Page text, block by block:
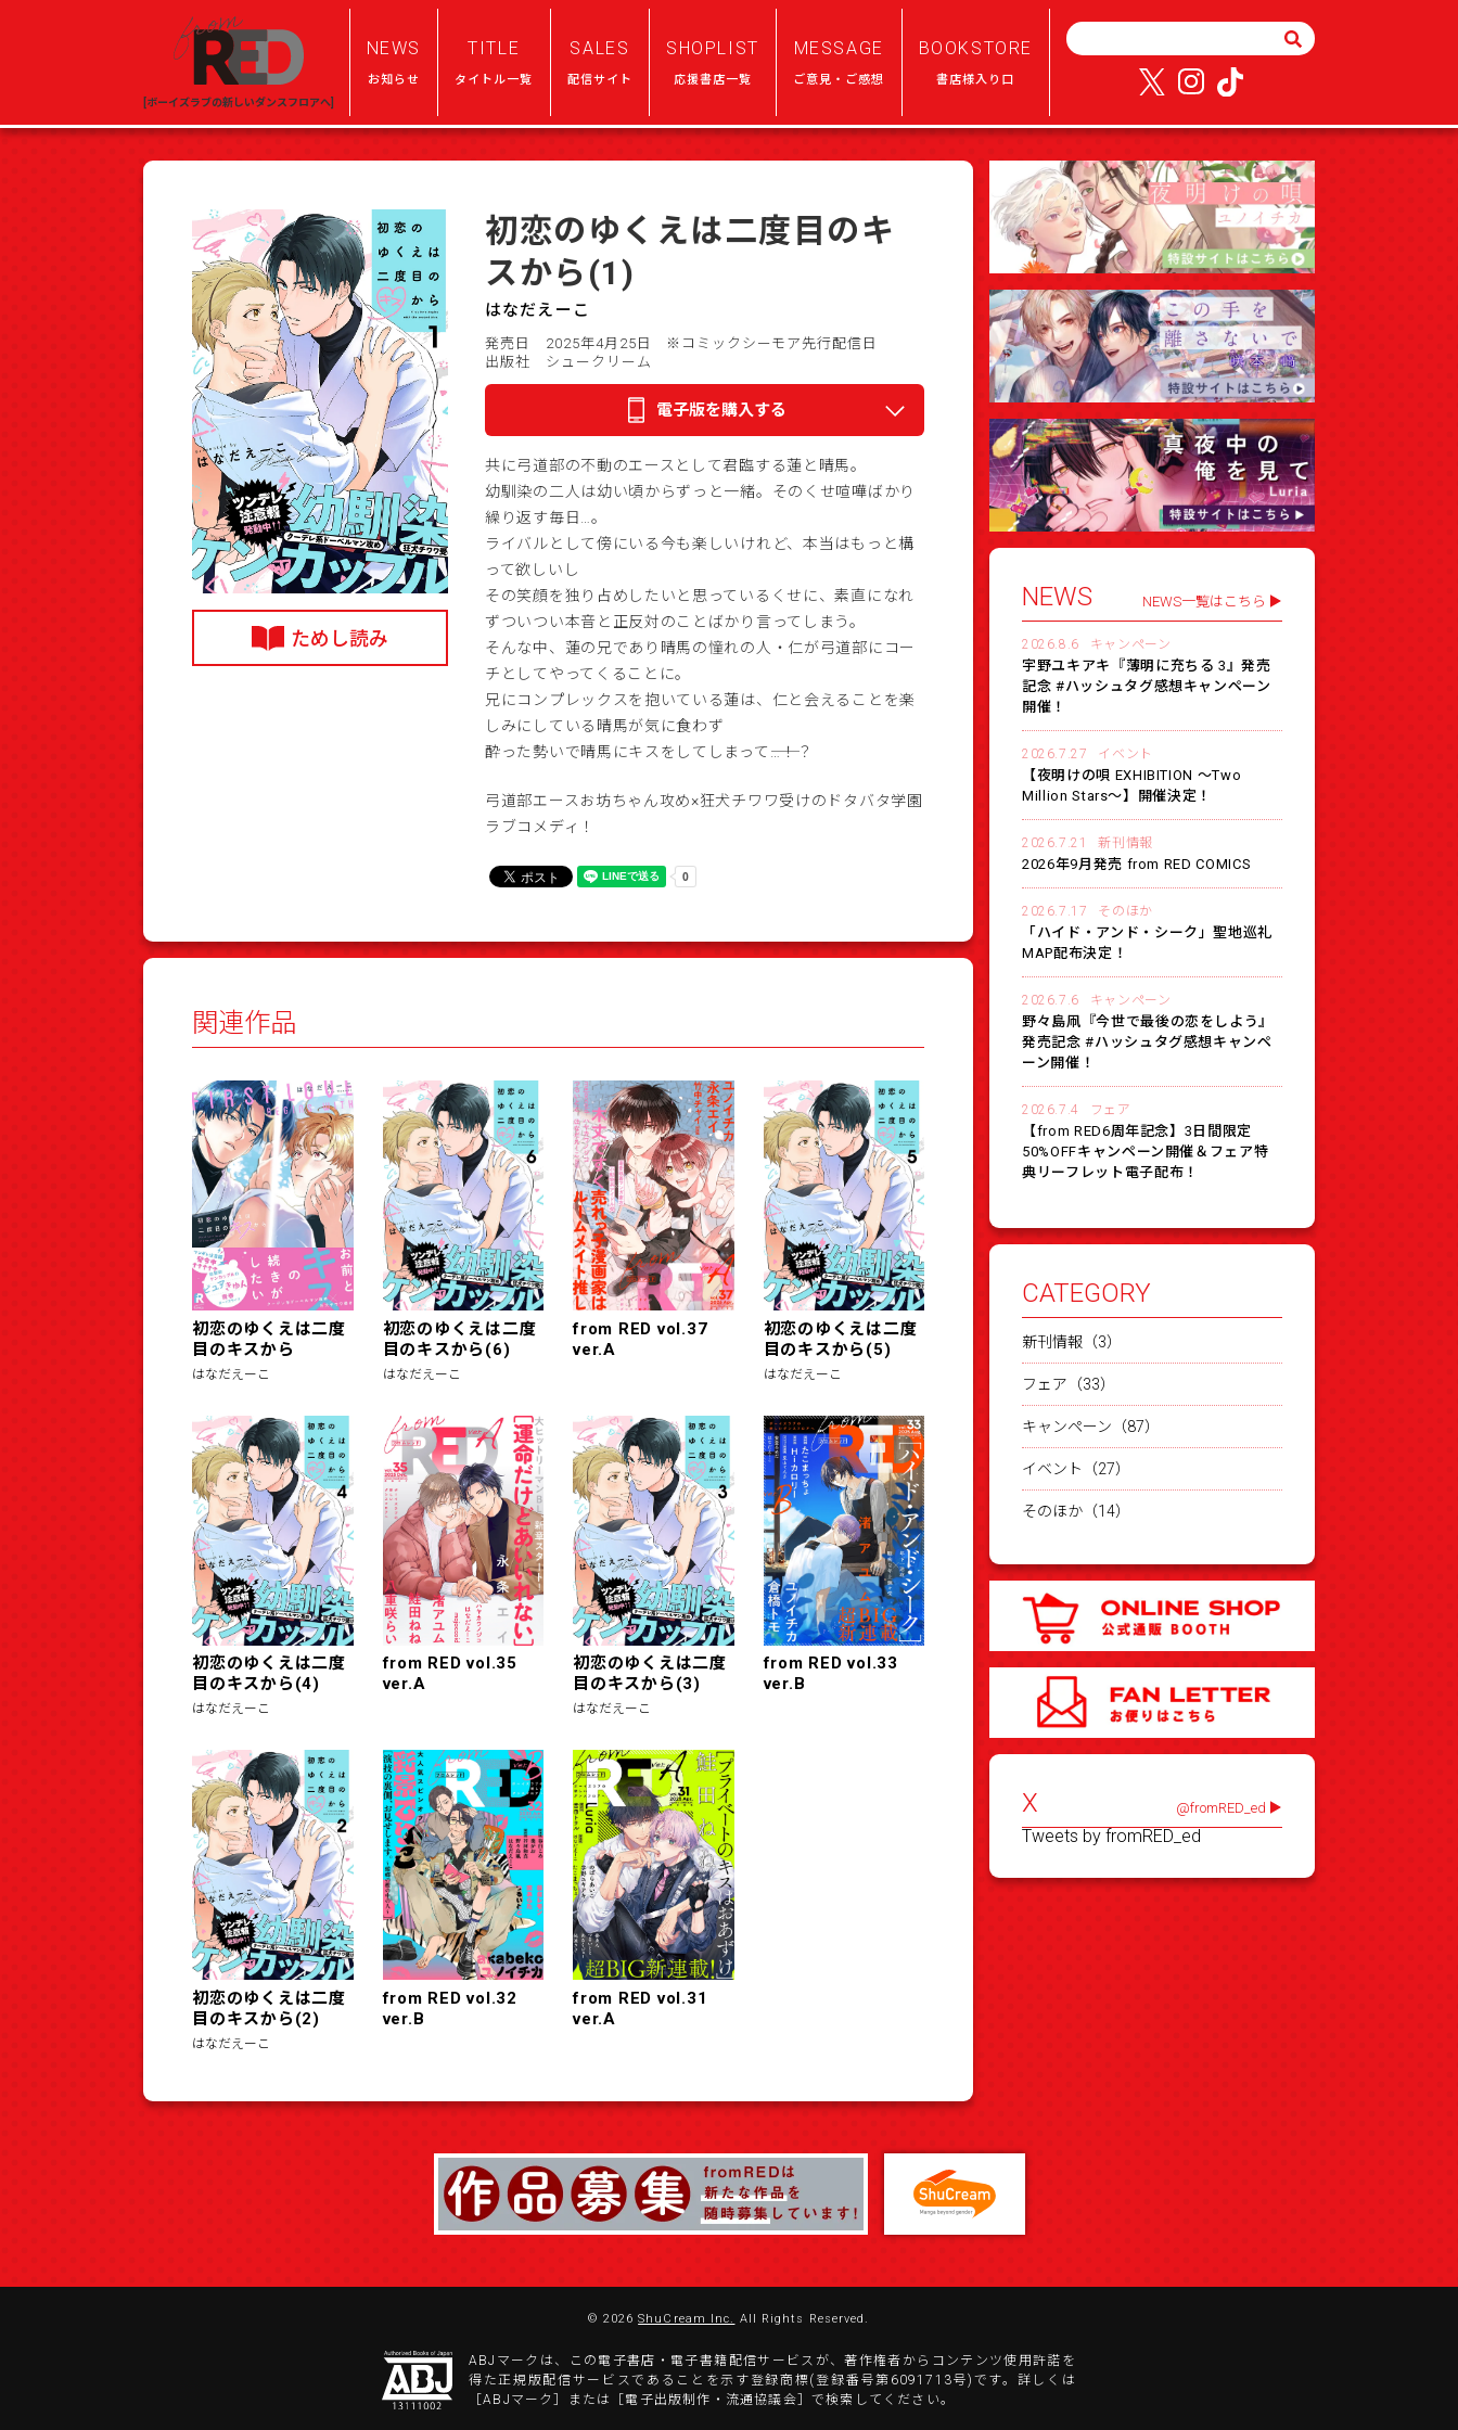
[ボーイズラブの新しいダンスフロアへ]
NEWS
お知らせ
TITLE
タイトル一覧
SALES
配信サイト
SHOPLIST
応援書店一覧
MESSAGE
ご意見・ご感想
BOOKSTORE
書店様入り口
ためし読み
初恋のゆくえは二度目のキ
スから(1)
はなだえーこ
発売日 2025年4月25日
※コミックシーモア先行配信日
出版社 シュークリーム
電子版を購入する
共に弓道部の不動のエースとして君臨する蓮と晴馬。
幼馴染の二人は幼い頃からずっと一緒。そのくせ喧嘩ばかり
繰り返す毎日…。
ライバルとして傍にいる今も楽しいけれど、本当はもっと構
って欲しいし
その笑顔を独り占めしたいと思っているくせに、素直になれ
ずついつい本音と正反対のことばかり言ってしまう。
そんな中、蓮の兄であり晴馬の憧れの人・仁が弓道部にコー
チとしてやってくることに。
兄にコンプレックスを抱いている蓮は、仁と会えることを楽
しみにしている晴馬が気に食わず
酔った勢いで晴馬にキスをしてしまって――…！？
弓道部エースお坊ちゃん攻め×狂犬チワワ受けのドタバタ学園
ラブコメディ！
関連作品
初恋のゆくえは二度
目のキスから
はなだえーこ
初恋のゆくえは二度
目のキスから(6)
はなだえーこ
from RED vol.37
ver.A
初恋のゆくえは二度
目のキスから(5)
はなだえーこ
初恋のゆくえは二度
目のキスから(4)
はなだえーこ
from RED vol.35
ver.A
初恋のゆくえは二度
目のキスから(3)
はなだえーこ
from RED vol.33
ver.B
初恋のゆくえは二度
目のキスから(2)
はなだえーこ
from RED vol.32
ver.B
from RED vol.31
ver.A
NEWS NEWS一覧はこちら
2026.8.6 キャンペーン
宇野ユキアキ『薄明に充ちる 3』発売
記念 #ハッシュタグ感想キャンペーン
開催！
2026.7.27 イベント
【夜明けの唄 EXHIBITION 〜Two
Million Stars〜】開催決定！
2026.7.21 新刊情報
2026年9月発売 from RED COMICS
2026.7.17 そのほか
「ハイド・アンド・シーク」聖地巡礼
MAP配布決定！
2026.7.6 キャンペーン
野々島凧『今世で最後の恋をしよう』
発売記念 #ハッシュタグ感想キャンペ
ーン開催！
2026.7.4 フェア
【from RED6周年記念】3日間限定
50%OFFキャンペーン開催＆フェア特
典リーフレット電子配布！
CATEGORY
新刊情報（3）
フェア（33）
キャンペーン（87）
イベント（27）
そのほか（14）
X @fromRED_ed
Tweets by fromRED_ed
© 2026ShuCream Inc. All Rights Reserved.
ABJマークは、この電子書店・電子書籍配信サービスが、著作権者からコンテンツ使用許諾を
得た正規版配信サービスであることを示す登録商標(登録番号第6091713号)です。詳しくは
［ABJマーク］または［電子出版制作・流通協議会］で検索してください。